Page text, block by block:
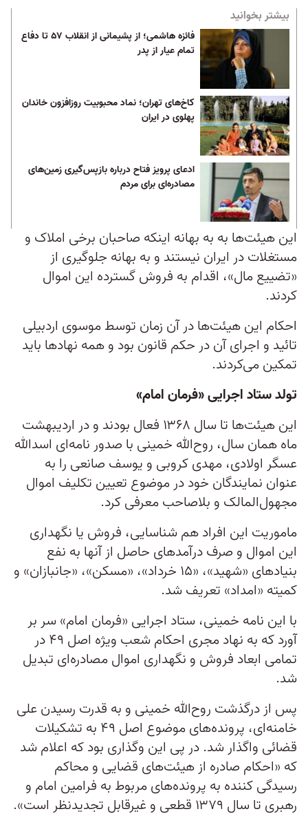
بیشتر بخوانید
فائزه هاشمی؛ از پشیمانی از انقلاب ۵۷ تا دفاع
تمام عیار از پدر
کاخ‌های تهران؛ نماد محبوبیت روزافزون خاندان
پهلوی در ایران
ادعای پرویز فتاح درباره بازپس‌گیری زمین‌های
مصادره‌‌ای برای مردم
این هیئت‌ها به به بهانه اینکه صاحبان برخی املاک و
مستغلات در ایران نیستند و به بهانه جلوگیری از
«تضییع مال»، اقدام به فروش گسترده این اموال
کردند.
احکام این هیئت‌ها در آن زمان توسط موسوی اردبیلی
تائید و اجرای آن در حکم قانون بود و همه نهاد‌ها باید
تمکین می‌کردند.
تولد ستاد اجرایی «فرمان امام»
این هیئت‌ها تا سال ۱۳۶۸ فعال بودند و در اردیبهشت
ماه همان سال، روح‌الله خمینی با صدور نامه‌ای اسد‌الله
عسگر اولادی، مهدی کروبی و یوسف صانعی را به
عنوان نمایندگان خود در موضوع تعیین تکلیف اموال
مجهول‌المالک و بلاصاحب معرفی کرد.
ماموریت این افراد هم شناسایی، فروش یا نگهداری
این اموال و صرف درآمد‌های حاصل از آنها به نفع
بنیاد‌های «شهید»، «۱۵ خرداد»، «مسکن»، «جانبازان» و
کمیته «امداد» تعریف شد.
با این نامه خمینی، ستاد اجرایی «فرمان امام» سر بر
آورد که به نهاد مجری احکام شعب ویژه اصل ۴۹ در
تمامی ابعاد فروش و نگهداری اموال مصادره‌ای تبدیل
شد.
پس از درگذشت روح‌الله خمینی و به قدرت رسیدن علی
خامنه‌ای، پرونده‌های موضوع اصل ۴۹ به تشکیلات
قضائی واگذار شد. در پی این وگذاری بود که اعلام شد
که «احکام صادره از هیئت‌های قضایی و محاکم
رسیدگی کننده به پرونده‌های مربوط به فرامین امام و
رهبری تا سال ۱۳۷۹ قطعی و غیرقابل تجدیدنظر است».